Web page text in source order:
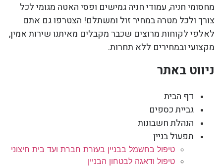
מחסומי חניה, עמודי חניה גמישים ופסי האטה מגומי לכל
צורך ולכל מטרה במחיר זול ומשתלם! הצטרפו גם אתם
לאלפי לקוחות מרוצים שכבר מקבלים מאיתנו שירות אמין,
מקצועי ובמחירים ללא תחרות.
ניווט באתר
דף הבית
גביית כספים
הנהלת חשבונות
תפעול בניין
טיפול בחשמל בבניין בעזרת חברת ועד בית חיצוני
טיפול ודאגה לבטחון הבניין